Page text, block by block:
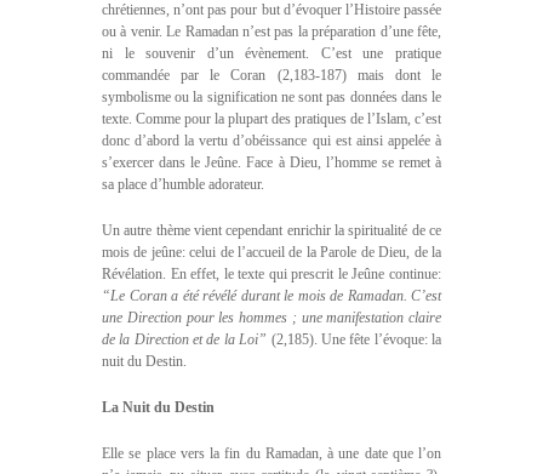
chrétiennes, n’ont pas pour but d’évoquer l’Histoire passée
ou à venir. Le Ramadan n’est pas la préparation d’une fête,
ni le souvenir d’un évènement. C’est une pratique
commandée par le Coran (2,183-187) mais dont le
symbolisme ou la signification ne sont pas données dans le
texte. Comme pour la plupart des pratiques de l’Islam, c’est
donc d’abord la vertu d’obéissance qui est ainsi appelée à
s’exercer dans le Jeûne. Face à Dieu, l’homme se remet à
sa place d’humble adorateur.
Un autre thème vient cependant enrichir la spiritualité de ce
mois de jeûne: celui de l’accueil de la Parole de Dieu, de la
Révélation. En effet, le texte qui prescrit le Jeûne continue:
“Le Coran a été révélé durant le mois de Ramadan. C’est
une Direction pour les hommes ; une manifestation claire
de la Direction et de la Loi” (2,185). Une fête l’évoque: la
nuit du Destin.
La Nuit du Destin
Elle se place vers la fin du Ramadan, à une date que l’on